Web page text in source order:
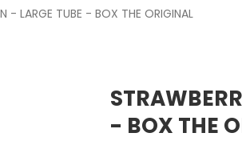
Dåse
- LARGE TUBE - BOX THE ORIGINAL
- BOX THE